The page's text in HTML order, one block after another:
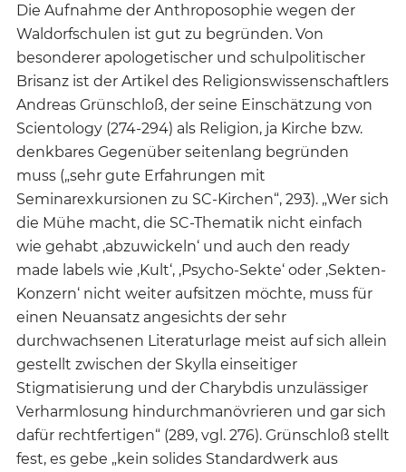
Die Aufnahme der Anthroposophie wegen der
Waldorfschulen ist gut zu begründen. Von
besonderer apologetischer und schulpolitischer
Brisanz ist der Artikel des Religionswissenschaftlers
Andreas Grünschloß, der seine Einschätzung von
Scientology (274-294) als Religion, ja Kirche bzw.
denkbares Gegenüber seitenlang begründen
muss („sehr gute Erfahrungen mit
Seminarexkursionen zu SC-Kirchen“, 293). „Wer sich
die Mühe macht, die SC-Thematik nicht einfach
wie gehabt ‚abzuwickeln‘ und auch den ready
made labels wie ‚Kult‘, ‚Psycho-Sekte‘ oder ‚Sekten-
Konzern‘ nicht weiter aufsitzen möchte, muss für
einen Neuansatz angesichts der sehr
durchwachsenen Literaturlage meist auf sich allein
gestellt zwischen der Skylla einseitiger
Stigmatisierung und der Charybdis unzulässiger
Verharmlosung hindurchmanövrieren und gar sich
dafür rechtfertigen“ (289, vgl. 276). Grünschloß stellt
fest, es gebe „kein solides Standardwerk aus